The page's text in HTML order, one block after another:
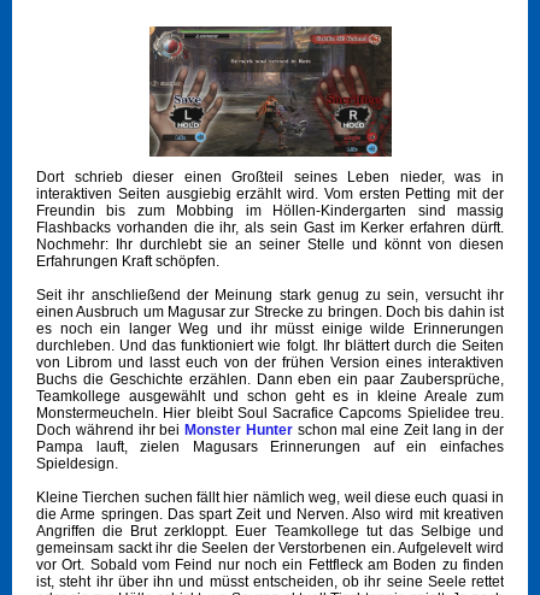
Dort schrieb dieser einen Großteil seines Leben nieder, was in
interaktiven Seiten ausgiebig erzählt wird. Vom ersten Petting mit der
Freundin bis zum Mobbing im Höllen-Kindergarten sind massig
Flashbacks vorhanden die ihr, als sein Gast im Kerker erfahren dürft.
Nochmehr: Ihr durchlebt sie an seiner Stelle und könnt von diesen
Erfahrungen Kraft schöpfen.
Seit ihr anschließend der Meinung stark genug zu sein, versucht ihr
einen Ausbruch um Magusar zur Strecke zu bringen. Doch bis dahin ist
es noch ein langer Weg und ihr müsst einige wilde Erinnerungen
durchleben. Und das funktioniert wie folgt. Ihr blättert durch die Seiten
von Librom und lasst euch von der frühen Version eines interaktiven
Buchs die Geschichte erzählen. Dann eben ein paar Zaubersprüche,
Teamkollege ausgewählt und schon geht es in kleine Areale zum
Monstermeucheln. Hier bleibt Soul Sacrafice Capcoms Spielidee treu.
Doch während ihr bei Monster Hunterschon mal eine Zeit lang in der
Pampa lauft, zielen Magusars Erinnerungen auf ein einfaches
Spieldesign.
Kleine Tierchen suchen fällt hier nämlich weg, weil diese euch quasi in
die Arme springen. Das spart Zeit und Nerven. Also wird mit kreativen
Angriffen die Brut zerkloppt. Euer Teamkollege tut das Selbige und
gemeinsam sackt ihr die Seelen der Verstorbenen ein. Aufgelevelt wird
vor Ort. Sobald vom Feind nur noch ein Fettfleck am Boden zu finden
ist, steht ihr über ihn und müsst entscheiden, ob ihr seine Seele rettet